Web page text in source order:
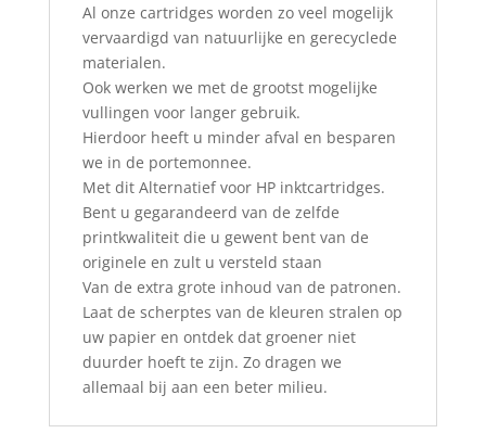
Al onze cartridges worden zo veel mogelijk
vervaardigd van natuurlijke en gerecyclede
materialen.
Ook werken we met de grootst mogelijke
vullingen voor langer gebruik.
Hierdoor heeft u minder afval en besparen
we in de portemonnee.
Met dit Alternatief voor HP inktcartridges.
Bent u gegarandeerd van de zelfde
printkwaliteit die u gewent bent van de
originele en zult u versteld staan
Van de extra grote inhoud van de patronen.
Laat de scherptes van de kleuren stralen op
uw papier en ontdek dat groener niet
duurder hoeft te zijn. Zo dragen we
allemaal bij aan een beter milieu.